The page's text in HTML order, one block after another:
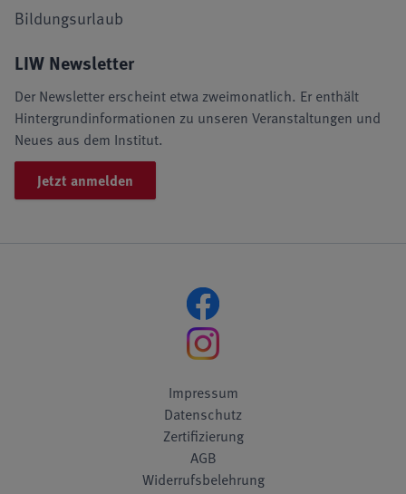
Bildungsurlaub
LIW Newsletter
Der Newsletter erscheint etwa zweimonatlich. Er enthält
Hintergrundinformationen zu unseren Veranstaltungen und
Neues aus dem Institut.
Jetzt anmelden
Impressum
Datenschutz
Zertifizierung
AGB
Widerrufsbelehrung